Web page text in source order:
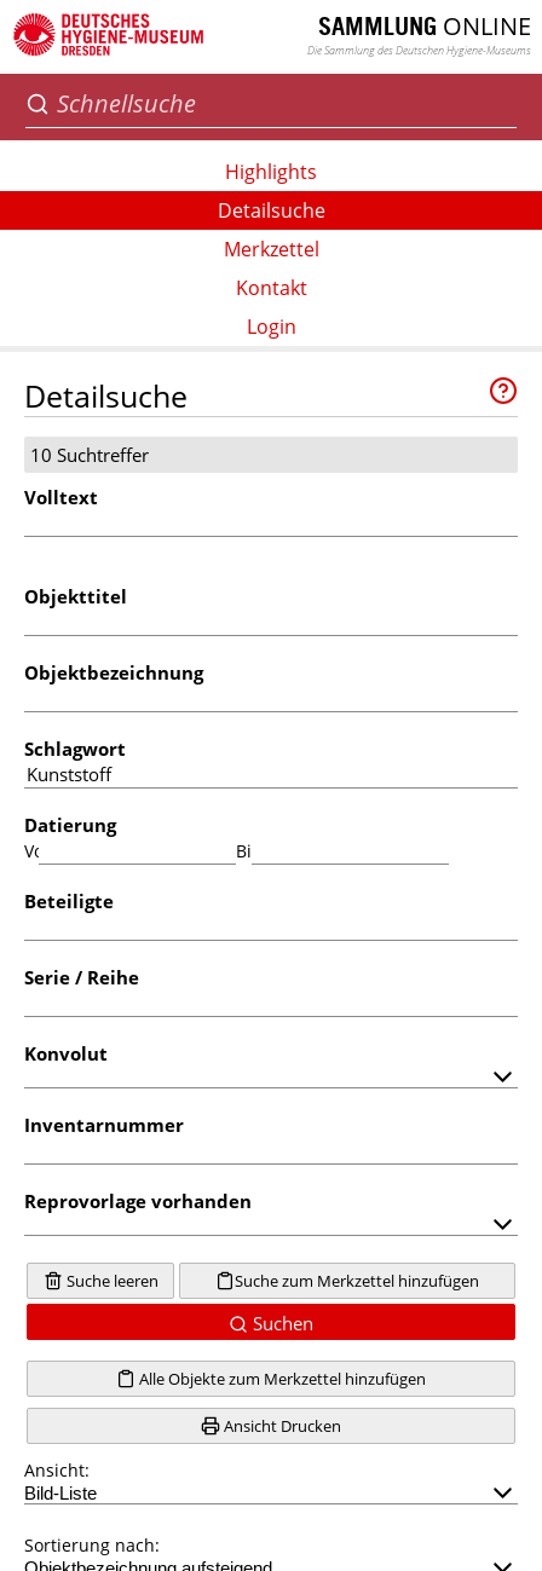
SAMMLUNG ONLINE
Die Sammlung des Deutschen Hygiene-Museums
Highlights
Detailsuche
Merkzettel
Kontakt
Login
Detailsuche
10 Suchtreffer
Volltext
Objekttitel
Objektbezeichnung
Schlagwort
Datierung
Von: Bis:
Beteiligte
Serie / Reihe
Konvolut
Inventarnummer
Reprovorlage vorhanden
Suche leeren Suche zum Merkzettel hinzufügen
Suchen
Alle Objekte zum Merkzettel hinzufügen
Ansicht Drucken
Ansicht:
Sortierung nach: